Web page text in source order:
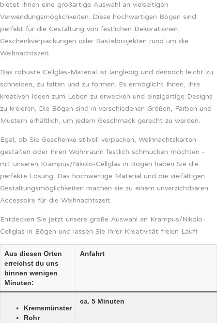
bietet Ihnen eine großartige Auswahl an vielseitigen
Verwendungsmöglichkeiten. Diese hochwertigen Bögen sind
perfekt für die Gestaltung von festlichen Dekorationen,
Geschenkverpackungen oder Bastelprojekten rund um die
Weihnachtszeit.
Das robuste Cellglas-Material ist langlebig und dennoch leicht zu
schneiden, zu falten und zu formen. Es ermöglicht Ihnen, Ihre
kreativen Ideen zum Leben zu erwecken und einzigartige Designs
zu kreieren. Die Bögen sind in verschiedenen Größen, Farben und
Mustern erhältlich, um jedem Geschmack gerecht zu werden.
Egal, ob Sie Geschenke stilvoll verpacken, Weihnachtskarten
gestalten oder Ihren Wohnraum festlich schmücken möchten -
mit unseren Krampus/Nikolo-Cellglas in Bögen haben Sie die
perfekte Lösung. Das hochwertige Material und die vielfältigen
Gestaltungsmöglichkeiten machen sie zu einem unverzichtbaren
Accessoire für die Weihnachtszeit.
Entdecken Sie jetzt unsere große Auswahl an Krampus/Nikolo-
Cellglas in Bögen und lassen Sie Ihrer Kreativität freien Lauf!
Aus diesen Orten
erreichst du uns
binnen wenigen
Minuten:
Anfahrt
Kremsmünster
Rohr
ca. 5 Minuten